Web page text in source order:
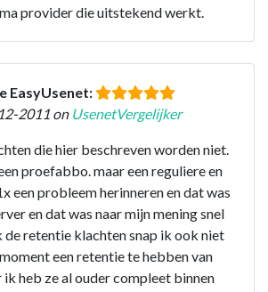
provider die uitstekend werkt.
EasyUsenet:
2011 on UsenetVergelijker
die hier beschreven worden niet.
proefabbo. maar een reguliere en
een probleem herinneren en dat was
en dat was naar mijn mening snel
de retentie klachten snap ik ook niet
een retentie te hebben van
ik heb ze al ouder compleet binnen